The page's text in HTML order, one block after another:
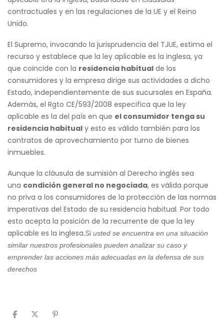
contractuales y en las regulaciones de la UE y el Reino
Unido.
El Supremo, invocando la jurisprudencia del TJUE, estima el
recurso y establece que la ley aplicable es la inglesa, ya
que coincide con la residencia habitual de los
consumidores y la empresa dirige sus actividades a dicho
Estado, independientemente de sus sucursales en España.
Además, el Rgto CE/593/2008 especifica que la ley
aplicable es la del país en que el consumidor tenga su
residencia habitual y esto es válido también para los
contratos de aprovechamiento por turno de bienes
inmuebles.
Aunque la cláusula de sumisión al Derecho inglés sea
una condición general no negociada, es válida porque
no priva a los consumidores de la protección de las normas
imperativas del Estado de su residencia habitual. Por todo
esto acepta la posición de la recurrente de que la ley
aplicable es la inglesa.Si usted se encuentra en una situación
similar nuestros profesionales pueden analizar su caso y
emprender las acciones más adecuadas en la defensa de sus
derechos